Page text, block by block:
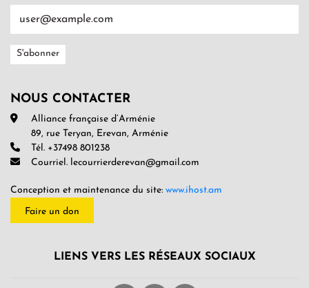
NOUS CONTACTER
Alliance française d’Arménie
89, rue Teryan, Erevan, Arménie
Tél. +37498 801238
Courriel. lecourrierderevan@gmail.com
Conception et maintenance du site: www.ihost.am
Faire un don
LIENS VERS LES RÉSEAUX SOCIAUX